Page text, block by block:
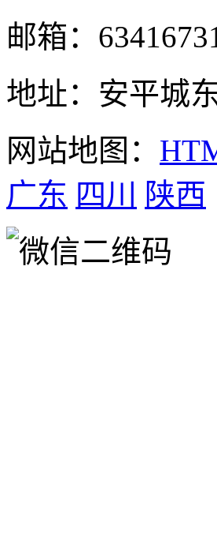
邮箱：
地址：安平城
网站地图：
广东 四川 陕西